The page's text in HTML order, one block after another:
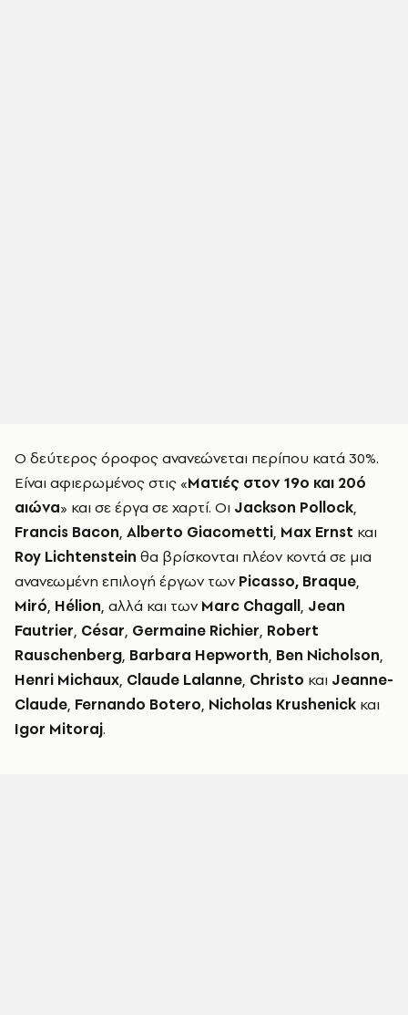
Ο δεύτερος όροφοςανανεώνεται περίπου κατά 30%.
Είναι αφιερωμένος στις «Ματιές στον 19ο και 20ό
αιώνα» και σε έργα σε χαρτί. Οι Jackson Pollock,
Francis Bacon, Alberto Giacometti, Max Ernst και
Roy Lichtenstein θα βρίσκονται πλέον κοντά σε μια
ανανεωμένη επιλογή έργων των Picasso, Braque,
Miró, Hélion, αλλά και των Marc Chagall, Jean
Fautrier, César, Germaine Richier, Robert
Rauschenberg, Barbara Hepworth, Ben Nicholson,
Henri Michaux, Claude Lalanne, Christo και Jeanne-
Claude, Fernando Botero, Nicholas Krushenick και
Igor Mitoraj.